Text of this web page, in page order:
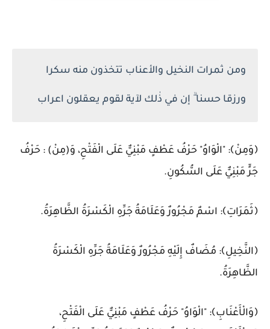
ومن ثمرات النخيل والأعناب تتخذون منه سكرا
ورزقا حسنا ۗ إن في ذٰلك لآية لقوم يعقلون اعراب
﴿وَمِنْ﴾: "الْوَاوُ" حَرْفُ عَطْفٍ مَبْنِيٌّ عَلَى الْفَتْحِ، وَ(مِنْ) : حَرْفُ
جَرٍّ مَبْنِيٌّ عَلَى السُّكُونِ.
﴿ثَمَرَاتِ﴾: اسْمٌ مَجْرُورٌ وَعَلَامَةُ جَرِّهِ الْكَسْرَةُ الظَّاهِرَةُ.
﴿النَّخِيلِ﴾: مُضَافٌ إِلَيْهِ مَجْرُورٌ وَعَلَامَةُ جَرِّهِ الْكَسْرَةُ
الظَّاهِرَةُ.
﴿وَالْأَعْنَابِ﴾: "الْوَاوُ" حَرْفُ عَطْفٍ مَبْنِيٌّ عَلَى الْفَتْحِ،